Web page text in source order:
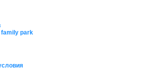
family park